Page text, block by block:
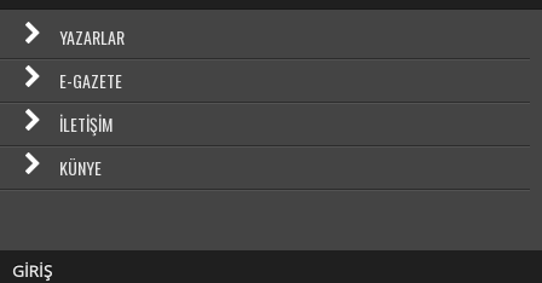
YAZARLAR
E-GAZETE
İLETIŞIM
KÜNYE
GİRİŞ